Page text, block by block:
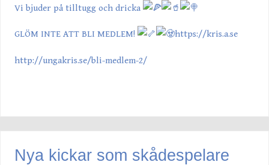
Vi bjuder på tilltugg och dricka
GLÖM INTE ATT BLI MEDLEM! https://kris.a.se
http://ungakris.se/bli-medlem-2/
Nya kickar som skådespelare